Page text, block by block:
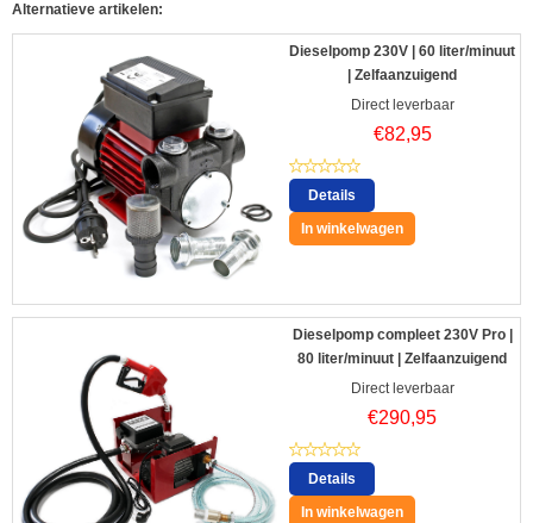
Alternatieve artikelen:
Dieselpomp 230V | 60 liter/minuut
| Zelfaanzuigend
Direct leverbaar
€82,95
Details
In winkelwagen
Dieselpomp compleet 230V Pro |
80 liter/minuut | Zelfaanzuigend
Direct leverbaar
€290,95
Details
In winkelwagen